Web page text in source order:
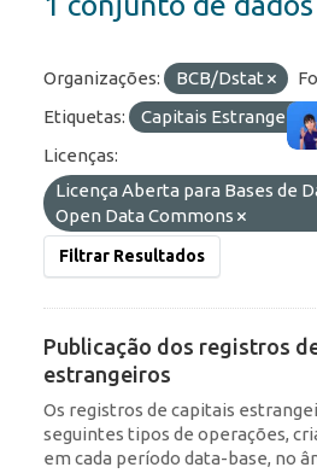
Organizações: BCB/Dstat
Etiquetas:
Capitais
Licenças:
Licença Aberta para Bases de
Open Data Commons
Filtrar Resultados
Publicação dos registros
estrangeiros
Os registros de capitais
seguintes tipos de operações,
em cada período data-base, no